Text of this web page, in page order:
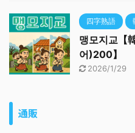
四字熟語
맹모지교【
어)200】
2026/1/29
通販